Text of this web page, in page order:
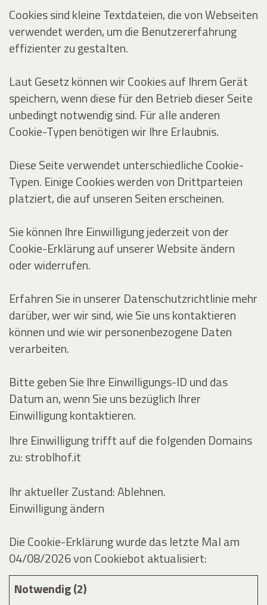
Cookies sind kleine Textdateien, die von Webseiten
verwendet werden, um die Benutzererfahrung
effizienter zu gestalten.
Laut Gesetz können wir Cookies auf Ihrem Gerät
speichern, wenn diese für den Betrieb dieser Seite
unbedingt notwendig sind. Für alle anderen
Cookie-Typen benötigen wir Ihre Erlaubnis.
Diese Seite verwendet unterschiedliche Cookie-
Typen. Einige Cookies werden von Drittparteien
platziert, die auf unseren Seiten erscheinen.
Sie können Ihre Einwilligung jederzeit von der
Cookie-Erklärung auf unserer Website ändern
oder widerrufen.
Erfahren Sie in unserer Datenschutzrichtlinie mehr
darüber, wer wir sind, wie Sie uns kontaktieren
können und wie wir personenbezogene Daten
verarbeiten.
Bitte geben Sie Ihre Einwilligungs-ID und das
Datum an, wenn Sie uns bezüglich Ihrer
Einwilligung kontaktieren.
Ihre Einwilligung trifft auf die folgenden Domains
zu: stroblhof.it
Ihr aktueller Zustand: Ablehnen.
Einwilligung ändern
Die Cookie-Erklärung wurde das letzte Mal am
04/08/2026 vonCookiebotaktualisiert:
Notwendig (2)